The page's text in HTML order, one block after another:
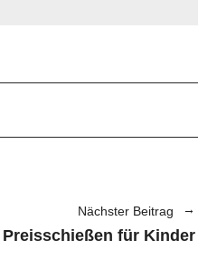
Nächster Beitrag
Preisschießen für Kinder